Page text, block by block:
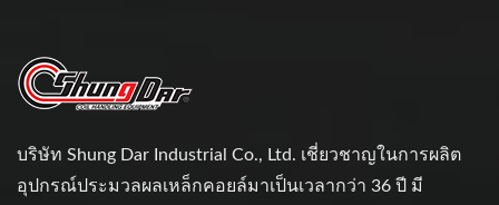
บริษัท Shung Dar Industrial Co., Ltd. เชี่ยวชาญในการผลิต
อุปกรณ์ประมวลผลเหล็กคอยล์มาเป็นเวลากว่า 36 ปี มี